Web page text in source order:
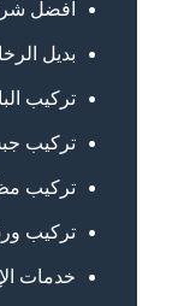
افضل
بديل
تركيب
تركيب
تركيب
تركيب
خدمات